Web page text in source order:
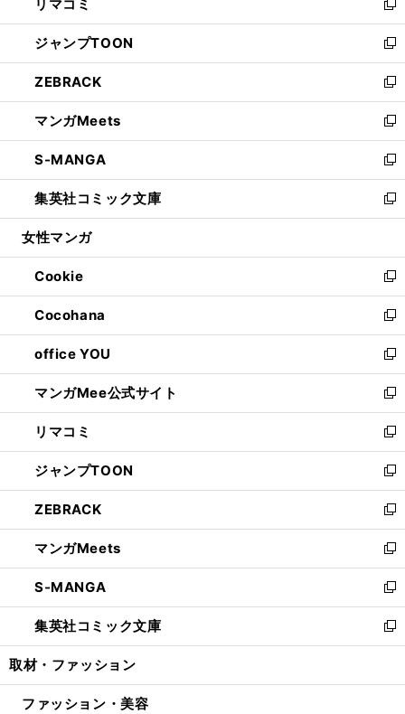
で
開
く
ド
ウ
で
開
く
ィ
ン
ド
ウ
で
開
く
い
ウ
ィ
ン
ド
ウ
で
開
く
リマコミ
新
し
い
ウ
ィ
ン
ド
ウ
で
開
く
ジャンプTOON
新
し
い
ウ
ィ
ン
ド
ウ
で
開
ZEBRACK
新
し
い
ウ
ィ
ン
ド
ウ
開
く
マンガMeets
新
し
い
ウ
ィ
ン
ウ
で
開
く
S-MANGA
新
し
い
ウ
ン
ド
ウ
で
開
く
集英社コミック文庫
新
し
ウ
ィ
ン
ド
ウ
で
開
く
女性マンガ
Cookie
新
し
い
ウ
ィ
ン
ド
ウ
で
開
く
Cocohana
新
し
い
ウ
ィ
ン
ド
ウ
で
開
く
office YOU
新
し
い
ウ
ィ
ン
ド
ウ
で
開
く
マンガMee公式サイト
新
し
い
ウ
ィ
ン
ド
ウ
で
開
く
リマコミ
新
し
い
ウ
ィ
ン
ド
ウ
で
開
く
ジャンプTOON
新
し
い
ウ
ィ
ン
ド
ウ
で
開
ZEBRACK
新
し
い
ウ
ィ
ン
ド
ウ
開
マンガMeets
新
し
い
ウ
ィ
ン
ウ
S-MANGA
新
し
い
ウ
ン
集英社コミック文庫
新
し
ウ
取材・ファッション
ファッション・美容